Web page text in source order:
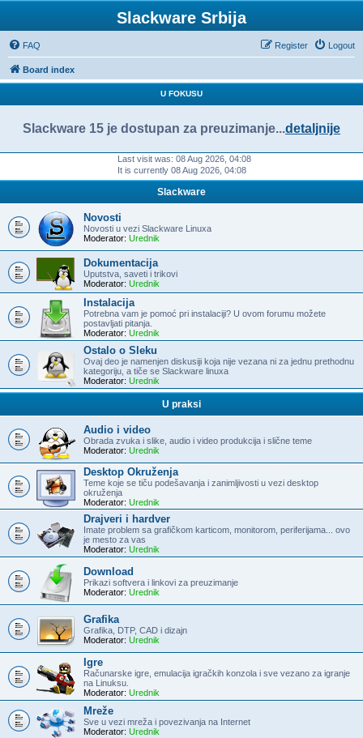
Slackware Srbija
FAQ Logout
Register
Board index
U FOKUSU
Slackware 15 je dostupan za preuzimanje...detaljnije
Last visit was: 08 Aug 2026, 04:08
It is currently 08 Aug 2026, 04:08
Slackware
Novosti
Novosti u vezi Slackware Linuxa
Moderator: Urednik
Dokumentacija
Uputstva, saveti i trikovi
Moderator: Urednik
Instalacija
Potrebna vam je pomoć pri instalaciji? U ovom forumu možete
postavljati pitanja.
Moderator: Urednik
Ostalo o Sleku
Ovaj deo je namenjen diskusiji koja nije vezana ni za jednu prethodnu
kategoriju, a tiče se Slackware linuxa
Moderator: Urednik
U praksi
Audio i video
Obrada zvuka i slike, audio i video produkcija i slične teme
Moderator: Urednik
Desktop Okruženja
Teme koje se tiču podešavanja i zanimljivosti u vezi desktop
okruženja
Moderator: Urednik
Drajveri i hardver
Imate problem sa grafičkom karticom, monitorom, periferijama... ovo
je mesto za vas
Moderator: Urednik
Download
Prikazi softvera i linkovi za preuzimanje
Moderator: Urednik
Grafika
Grafika, DTP, CAD i dizajn
Moderator: Urednik
Igre
Računarske igre, emulacija igračkih konzola i sve vezano za igranje
na Linuksu.
Moderator: Urednik
Mreže
Sve u vezi mreža i povezivanja na Internet
Moderator: Urednik